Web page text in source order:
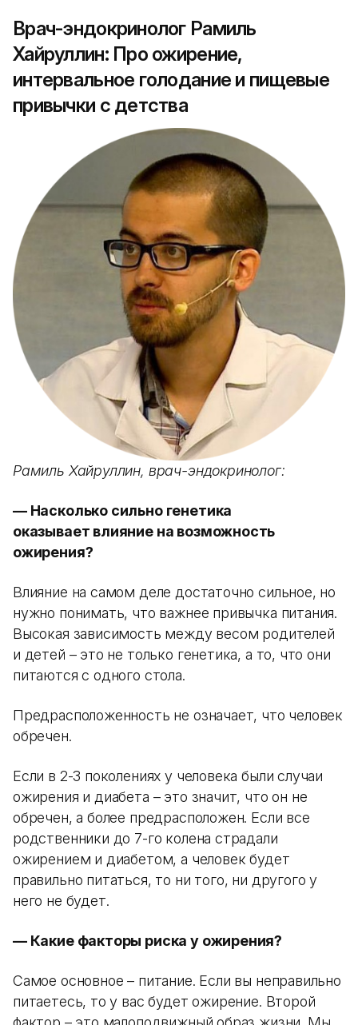
Врач-эндокринолог Рамиль
Хайруллин: Про ожирение,
интервальное голодание и пищевые
привычки с детства
Рамиль Хайруллин, врач-эндокринолог:
— Насколько сильно генетика
оказывает влияние на возможность
ожирения?
Влияние на самом деле достаточно сильное, но
нужно понимать, что важнее привычка питания.
Высокая зависимость между весом родителей
и детей – это не только генетика, а то, что они
питаются с одного стола.
Предрасположенность не означает, что человек
обречен.
Если в 2-3 поколениях у человека были случаи
ожирения и диабета – это значит, что он не
обречен, а более предрасположен. Если все
родственники до 7-го колена страдали
ожирением и диабетом, а человек будет
правильно питаться, то ни того, ни другого у
него не будет.
— Какие факторы риска у ожирения?
Самое основное – питание. Если вы неправильно
питаетесь, то у вас будет ожирение. Второй